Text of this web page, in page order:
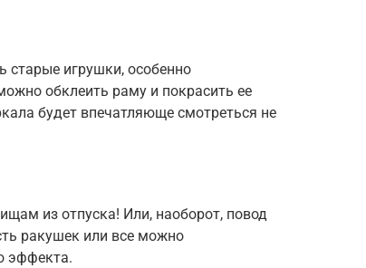
старые игрушки, особенно
обклеить раму и покрасить ее
будет впечатляюще смотреться не
из отпуска! Или, наоборот, повод
ракушек или все можно
эффекта.